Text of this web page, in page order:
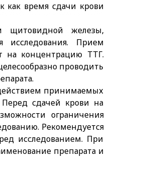
как время сдачи крови
щитовидной железы,
исследования. Прием
на концентрацию ТТГ.
проводить
принимаемых
сдачей крови на
ограничения
Рекомендуется
исследованием. При
препарата и